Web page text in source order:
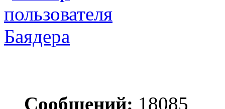
Баядера
Сообщений: 18085